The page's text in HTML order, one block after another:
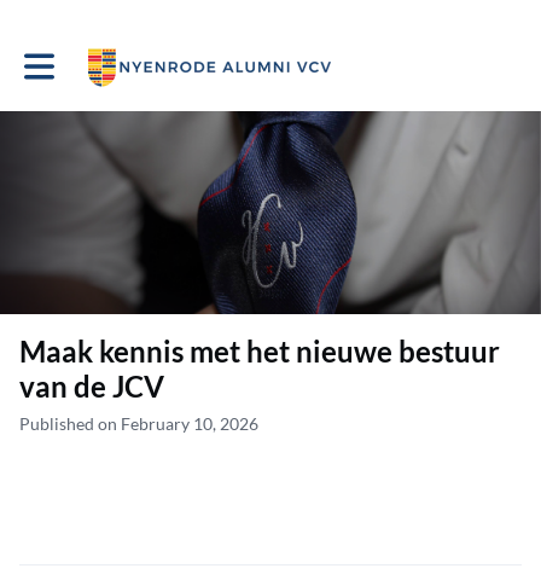
Toggle main navigation
Maak kennis met het nieuwe bestuur
van de JCV
Published on February 10, 2026